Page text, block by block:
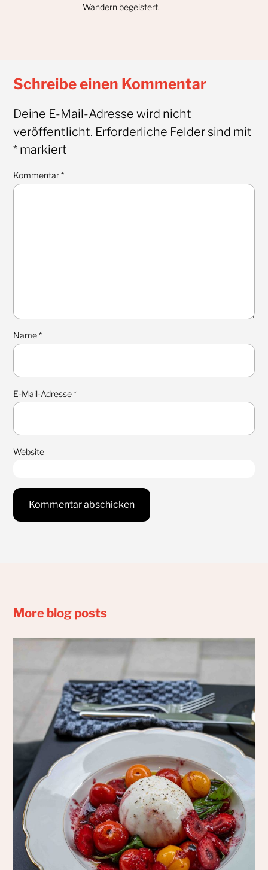
Wandern begeistert.
Schreibe einen Kommentar
Deine E-Mail-Adresse wird nicht
veröffentlicht. Erforderliche Felder sind mit
*markiert
Kommentar*
Name*
E-Mail-Adresse*
Website
More blog posts